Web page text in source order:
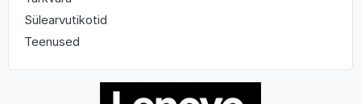
Sülearvutikotid
Teenused